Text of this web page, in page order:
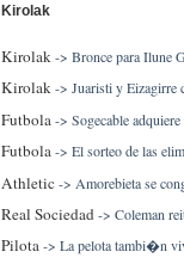
Kirolak
Kirolak-> Bronce para Ilune
Kirolak-> Juaristi y Eizagirre
Futbola-> Sogecable
Futbola-> El sorteo de las
Athletic-> Amorebieta se
Real Sociedad-> Coleman
Pilota-> La pelota tambi�n